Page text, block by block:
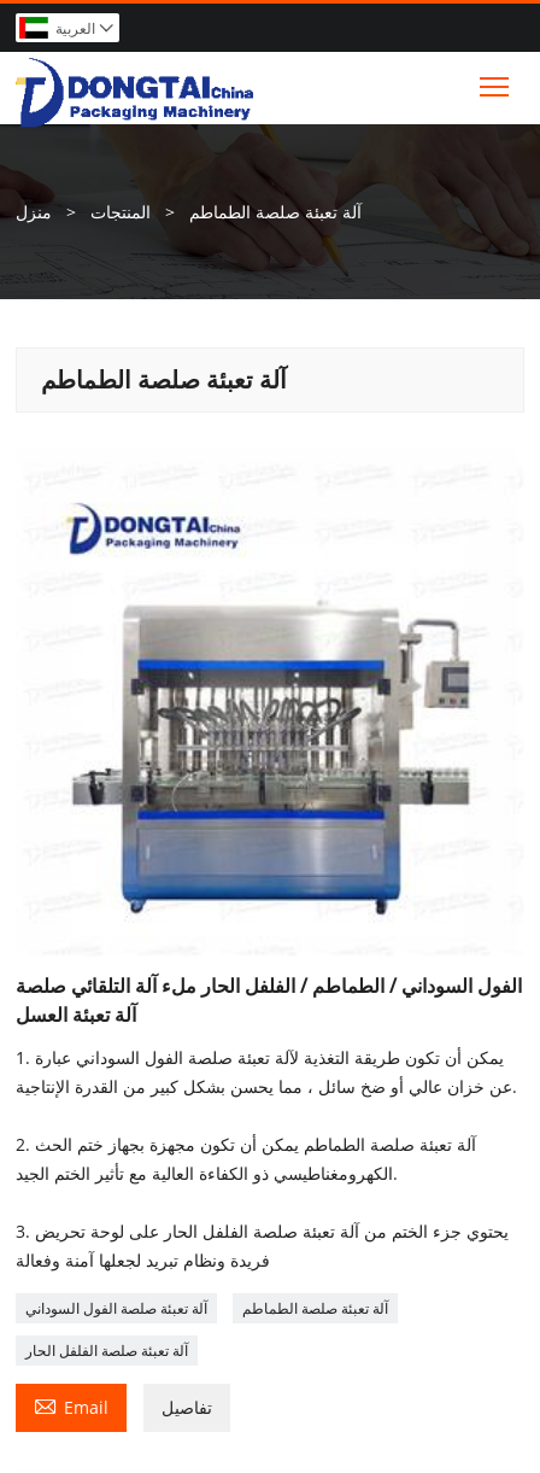
العربية 
منزل > المنتجات > آلة تعبئة صلصة الطماطم
آلة تعبئة صلصة الطماطم
الفول السوداني / الطماطم / الفلفل الحار ملء آلة التلقائي صلصة
آلة تعبئة العسل
1. يمكن أن تكون طريقة التغذية لآلة تعبئة صلصة الفول السوداني عبارة
عن خزان عالي أو ضخ سائل ، مما يحسن بشكل كبير من القدرة الإنتاجية.
2. آلة تعبئة صلصة الطماطم يمكن أن تكون مجهزة بجهاز ختم الحث
الكهرومغناطيسي ذو الكفاءة العالية مع تأثير الختم الجيد.
3. يحتوي جزء الختم من آلة تعبئة صلصة الفلفل الحار على لوحة تحريض
فريدة ونظام تبريد لجعلها آمنة وفعالة
آلة تعبئة صلصة الفول السوداني آلة تعبئة صلصة الطماطم
آلة تعبئة صلصة الفلفل الحار
 Email تفاصيل